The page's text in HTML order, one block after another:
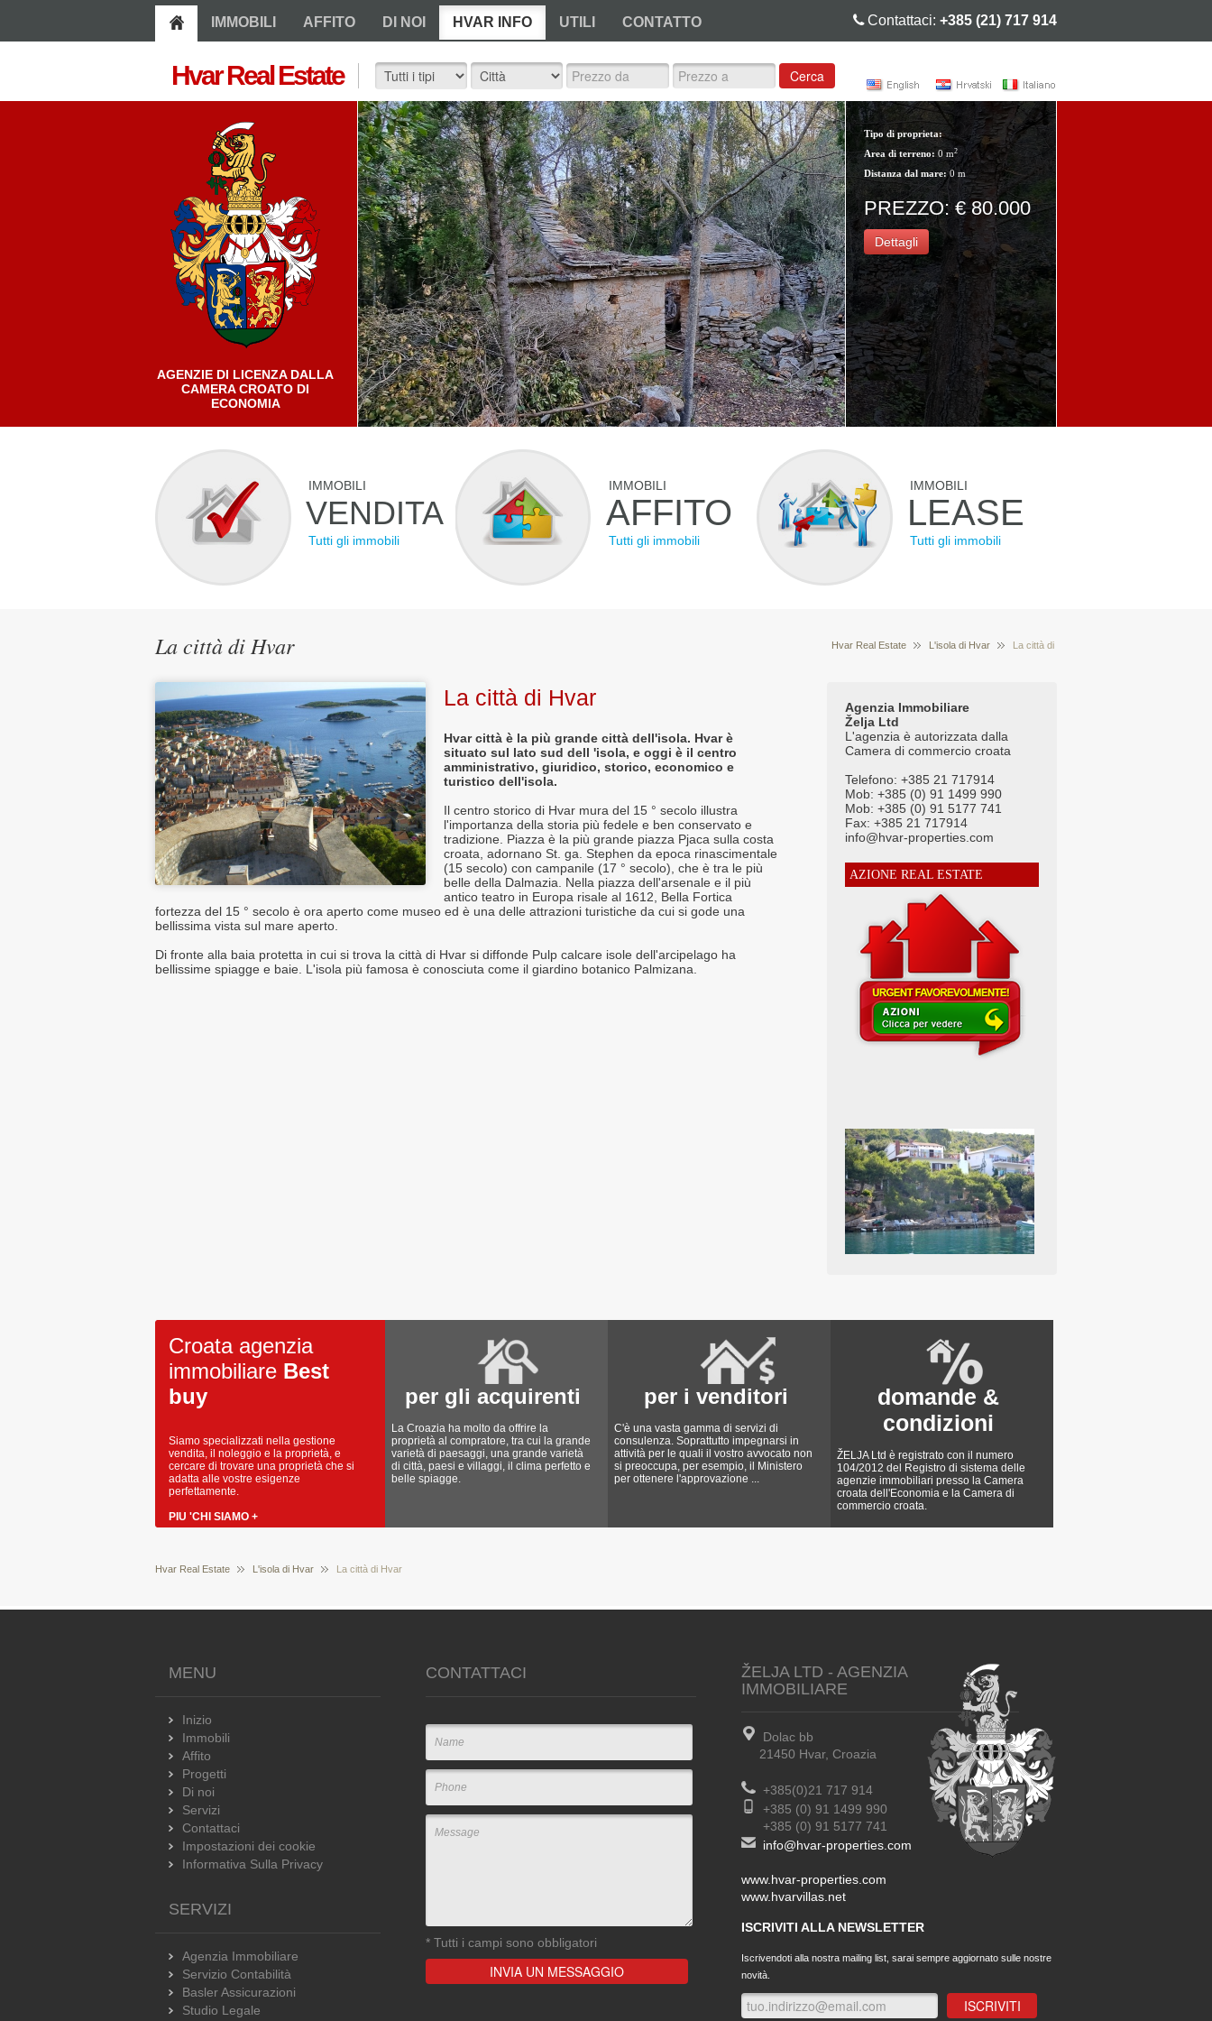
IMMOBILI AFFITO DI NOI HVAR INFO UTILI CONTATTO Contattaci: +385 (21) 717 914
Hvar Real Estate Cerca
AGENZIE DI LICENZA DALLA
CAMERA CROATO DI
ECONOMIA
Tipo di proprieta:
Area di terreno: 0 m2
Distanza dal mare:0 m
PREZZO: € 80.000
Dettagli
IMMOBILI
VENDITA
Tutti gli immobili
IMMOBILI
AFFITO
Tutti gli immobili
IMMOBILI
LEASE
Tutti gli immobili
La città di Hvar Hvar Real Estate L'isola di Hvar La città di
La città di Hvar
Hvar città è la più grande città dell'isola. Hvar è
situato sul lato sud dell 'isola, e oggi è il centro
amministrativo, giuridico, storico, economico e
turistico dell'isola.
Il centro storico di Hvar mura del 15 ° secolo illustra
l'importanza della storia più fedele e ben conservato e
tradizione. Piazza è la più grande piazza Pjaca sulla costa
croata, adornano St. ga. Stephen da epoca rinascimentale
(15 secolo) con campanile (17 ° secolo), che è tra le più
belle della Dalmazia. Nella piazza dell'arsenale e il più
antico teatro in Europa risale al 1612, Bella Fortica
fortezza del 15 ° secolo è ora aperto come museo ed è una delle attrazioni turistiche da cui si gode una
bellissima vista sul mare aperto.
Di fronte alla baia protetta in cui si trova la città di Hvar si diffonde Pulp calcare isole dell'arcipelago ha
bellissime spiagge e baie. L'isola più famosa è conosciuta come il giardino botanico Palmizana.
Agenzia Immobiliare
Želja Ltd
L'agenzia è autorizzata dalla
Camera di commercio croata
Telefono: +385 21 717914
Mob: +385 (0) 91 1499 990
Mob: +385 (0) 91 5177 741
Fax: +385 21 717914
info@hvar-properties.com
AZIONE REAL ESTATE
Croata agenzia
immobiliare Best
buy
Siamo specializzati nella gestione
vendita, il noleggio e la proprietà, e
cercare di trovare una proprietà che si
adatta alle vostre esigenze
perfettamente.
PIU 'CHI SIAMO +
per gli acquirenti
La Croazia ha molto da offrire la
proprietà al compratore, tra cui la grande
varietà di paesaggi, una grande varietà
di città, paesi e villaggi, il clima perfetto e
belle spiagge.
per i venditori
C'è una vasta gamma di servizi di
consulenza. Soprattutto impegnarsi in
attività per le quali il vostro avvocato non
si preoccupa, per esempio, il Ministero
per ottenere l'approvazione ...
domande &
condizioni
ŽELJA Ltd è registrato con il numero
104/2012 del Registro di sistema delle
agenzie immobiliari presso la Camera
croata dell'Economia e la Camera di
commercio croata.
Hvar Real Estate L'isola di Hvar La città di Hvar
MENU
Inizio
Immobili
Affito
Progetti
Di noi
Servizi
Contattaci
Impostazioni dei cookie
Informativa Sulla Privacy
SERVIZI
Agenzia Immobiliare
Servizio Contabilità
Basler Assicurazioni
Studio Legale
CONTATTACI
* Tutti i campi sono obbligatori
ŽELJA LTD - AGENZIA
IMMOBILIARE
Dolac bb
21450 Hvar, Croazia
+385(0)21 717 914
+385 (0) 91 1499 990
+385 (0) 91 5177 741
info@hvar-properties.com
www.hvar-properties.com
www.hvarvillas.net
ISCRIVITI ALLA NEWSLETTER
Iscrivendoti alla nostra mailing list, sarai sempre aggiornato sulle nostre
novità.